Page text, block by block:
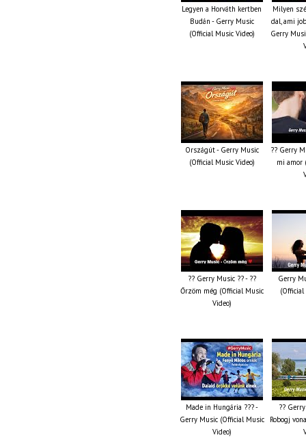
Legyen a Horváth kertben
Budán - Gerry Music
(Official Music Video)
Milyen
dal, ami
Gerry
Országút - Gerry Music
(Official Music Video)
?? Gerry
mi amor
?? Gerry Music ?? - ??
Őrzöm még (Official Music
Video)
Gerry
(Official
Made in Hungária ??? -
Gerry Music (Official Music
Video)
??
Robogj